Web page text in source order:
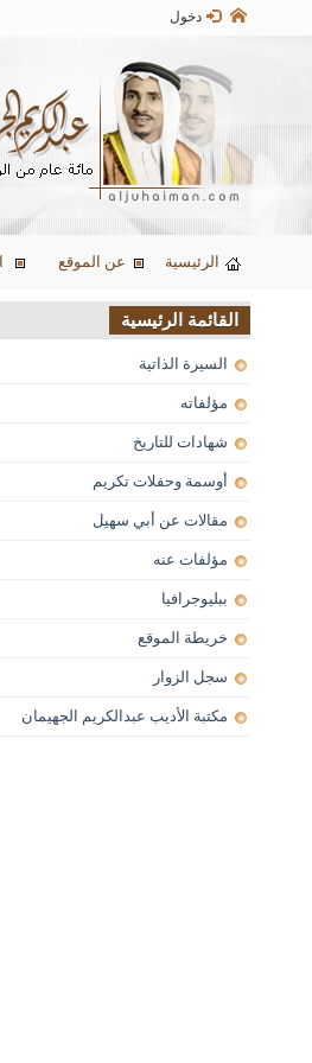
دخول
الرئيسية عن الموقع
القائمة الرئيسية
السيرة الذاتية
مؤلفاته
شهادات للتاريخ
أوسمة وحفلات تكريم
مقالات عن أبي سهيل
مؤلفات عنه
ببليوجرافيا
خريطة الموقع
سجل الزوار
مكتبة الأديب عبدالكريم الجهيمان